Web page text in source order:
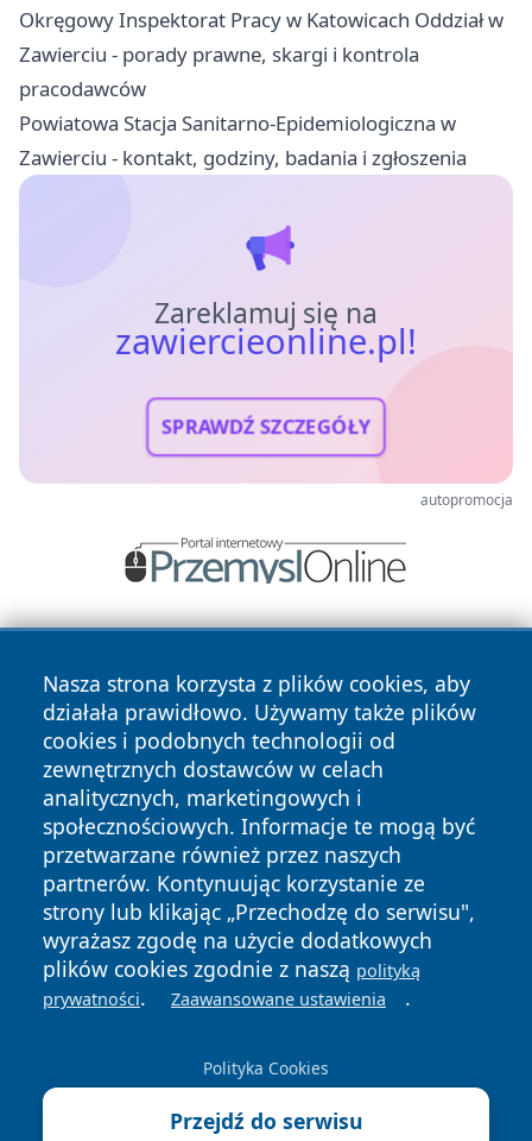
Okręgowy Inspektorat Pracy w Katowicach Oddział w
Zawierciu - porady prawne, skargi i kontrola
pracodawców
Powiatowa Stacja Sanitarno-Epidemiologiczna w
Zawierciu - kontakt, godziny, badania i zgłoszenia
Zareklamuj się na
zawiercieonline.pl!
SPRAWDŹ SZCZEGÓŁY
autopromocja
Nasza strona korzysta z plików cookies, aby
działała prawidłowo. Używamy także plików
cookies i podobnych technologii od
zewnętrznych dostawców w celach
analitycznych, marketingowych i
społecznościowych. Informacje te mogą być
przetwarzane również przez naszych
partnerów. Kontynuując korzystanie ze
strony lub klikając „Przechodzę do serwisu",
wyrażasz zgodę na użycie dodatkowych
plików cookies zgodnie z naszą polityką
prywatności. Zaawansowane ustawienia .
Polityka Cookies
Przejdź do serwisu
Copyright © 2026 zawiercieonline.pl Wszystkie prawa
zastrzeżone.
News Autorzy
Polityka
Prywatności
Polityka
Cookies